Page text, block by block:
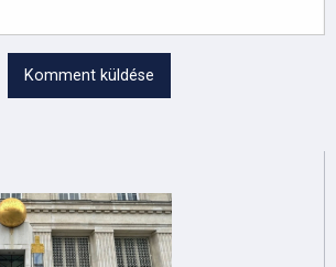
Komment küldése